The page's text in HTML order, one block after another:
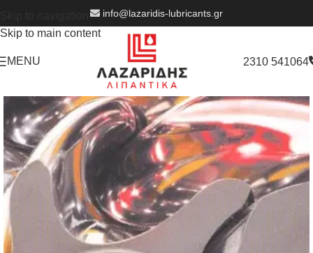
Skip to main content
info@lazaridis-lubricants.gr
MENU 2310 541064